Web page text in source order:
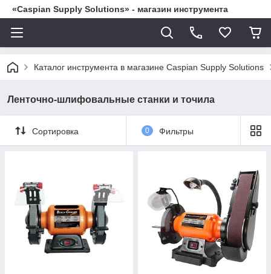
«Caspian Supply Solutions» - магазин инструмента
Каталог инструмента в магазине Caspian Supply Solutions
Ленточно-шлифовальные станки и точила
Сортировка 0 Фильтры